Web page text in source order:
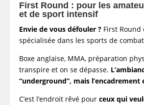
First Round : pour les
et de sport intensif
Envie de vous défouler ? First Round
spécialisée dans les sports de
Boxe anglaise, MMA, préparation
transpire et on se dépasse.
“underground”, mais l’encadrement
C’est l’endroit rêvé pourceux qui